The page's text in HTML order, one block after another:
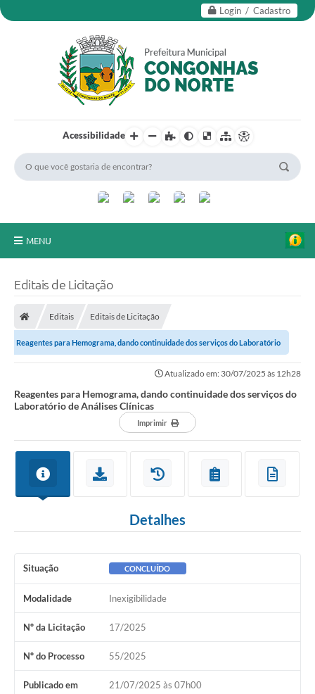
Login / Cadastro
Acessibilidade
MENU
Ouvidoria
Legislação
Carta de Serviços
Serviços Online
Telefones Úteis
Editais de Licitação
Editais Editais de Licitação
Reagentes para Hemograma, dando continuidade dos serviços do Laboratório
Atualizado em: 30/07/2025 às 12h28
Reagentes para Hemograma, dando continuidade dos serviços do
Laboratório de Análises Clínicas
Imprimir
Detalhes
Situação CONCLUÍDO
Modalidade Inexigibilidade
Nº da Licitação 17/2025
Nº do Processo 55/2025
Publicado em 21/07/2025 às 07h00